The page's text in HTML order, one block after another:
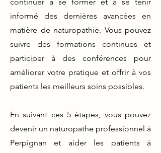
informé des dernières avancées en
matière de naturopathie. Vous pouvez
suivre des formations continues et
participer à des conférences pour
améliorer votre pratique et offrir à vos
patients les meilleurs soins possibles.
En suivant ces 5 étapes, vous pouvez
devenir un naturopathe professionnel à
Perpignan et aider les patients à